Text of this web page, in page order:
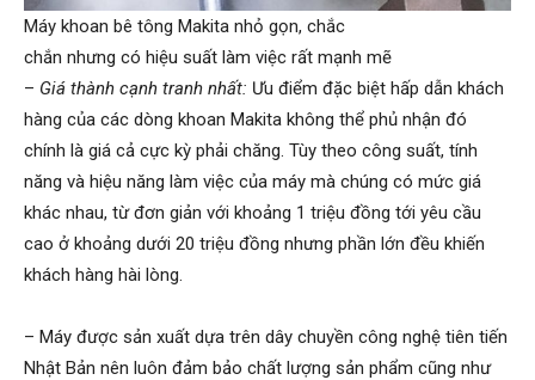
Máy khoan bê tông Makita nhỏ gọn, chắc
chắn nhưng có hiệu suất làm việc rất mạnh mẽ
– Giá thành cạnh tranh nhất: Ưu điểm đặc biệt hấp dẫn khách
hàng của các dòng khoan Makita không thể phủ nhận đó
chính là giá cả cực kỳ phải chăng. Tùy theo công suất, tính
năng và hiệu năng làm việc của máy mà chúng có mức giá
khác nhau, từ đơn giản với khoảng 1 triệu đồng tới yêu cầu
cao ở khoảng dưới 20 triệu đồng nhưng phần lớn đều khiến
khách hàng hài lòng.
– Máy được sản xuất dựa trên dây chuyền công nghệ tiên tiến
Nhật Bản nên luôn đảm bảo chất lượng sản phẩm cũng như